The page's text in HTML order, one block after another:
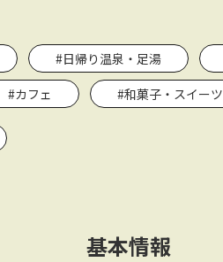
#日帰り温泉・足湯
#カフェ #和菓子・スイーツ
基本情報